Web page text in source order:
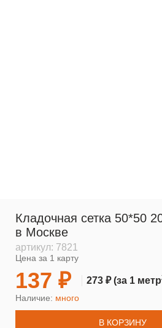
Кладочная сетка 50*50
в Москве
артикул: 7821
Цена за 1 карту
137 ₽ 273 ₽(за 1 метр
Наличие: много
В КОРЗИНУ